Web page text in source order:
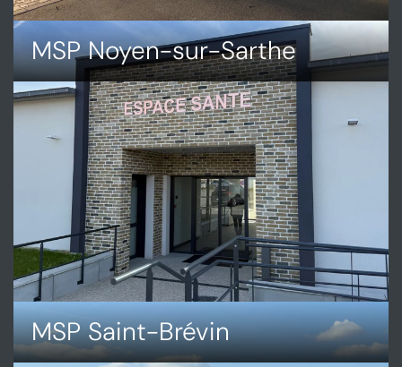
MSP Noyen-sur-Sarthe
DÉCOUVRIR
MSP
NOYEN-
SUR-
SARTHE
MSP Saint-Brévin
DÉCOUVRIR